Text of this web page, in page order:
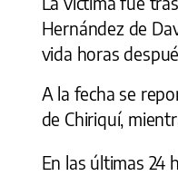
Hernández de
vida horas
A la fecha se
de Chiriquí,
En las últimas 24